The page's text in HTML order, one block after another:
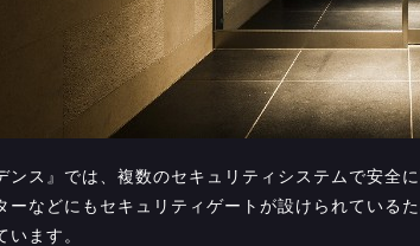
ンス』では、複数のセキュリティシステムで安
ーなどにもセキュリティゲートが設けられてい
ます。